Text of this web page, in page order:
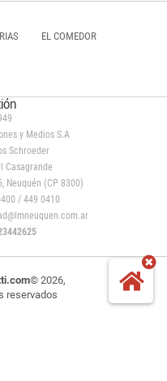
EL COMEDOR
y Medios S.A
Schroeder
Casagrande
Neuquén (CP 8300)
/ 449 0410
© 2026,
reservados